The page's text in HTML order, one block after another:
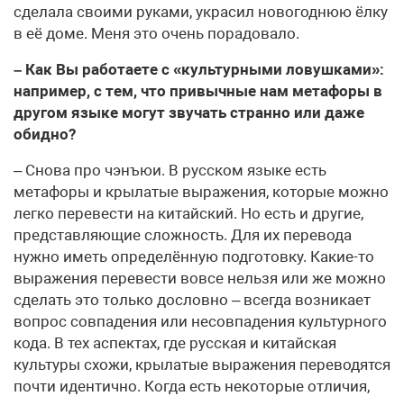
сделала своими руками, украсил новогоднюю ёлку
в её доме. Меня это очень порадовало.
– Как Вы работаете с «культурными ловушками»:
например, с тем, что привычные нам метафоры в
другом языке могут звучать странно или даже
обидно?
– Снова про чэнъюи. В русском языке есть
метафоры и крылатые выражения, которые можно
легко перевести на китайский. Но есть и другие,
представляющие сложность. Для их перевода
нужно иметь определённую подготовку. Какие-то
выражения перевести вовсе нельзя или же можно
сделать это только дословно – всегда возникает
вопрос совпадения или несовпадения культурного
кода. В тех аспектах, где русская и китайская
культуры схожи, крылатые выражения переводятся
почти идентично. Когда есть некоторые отличия,